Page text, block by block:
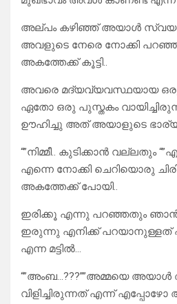
അല്പം കഴിഞ്ഞ് അയാൾ സ്വയം
അവളുടെ നേരെ നോക്കി
അകത്തേക്ക് കൂട്ടി..
അവരെ മദ്യവ്യവസ്ഥയായ ഒരു
ഏതോ ഒരു പുസ്തകം
ഊഹിച്ചു അത് അയാളുടെ
“”നിമ്മീ.. കുടിക്കാൻ വല്ലതും
എന്നെ നോക്കി ചെറിയൊരു
അകത്തേക്ക് പോയി..
ഇരിക്കൂ എന്നു പറഞ്ഞതും
ഇരുന്നു എനിക്ക് പറയാനുള്ളത്
എന്ന മട്ടിൽ…
“”അംബ…???””അമ്മയെ
വിളിച്ചിരുന്നത് എന്ന്